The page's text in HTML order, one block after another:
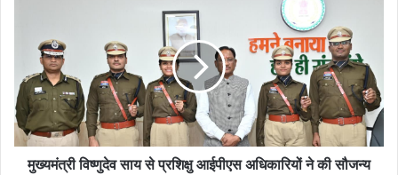
मुख्यमंत्री विष्णुदेव साय से प्रशिक्षु आईपीएस अधिकारियों ने की सौजन्य